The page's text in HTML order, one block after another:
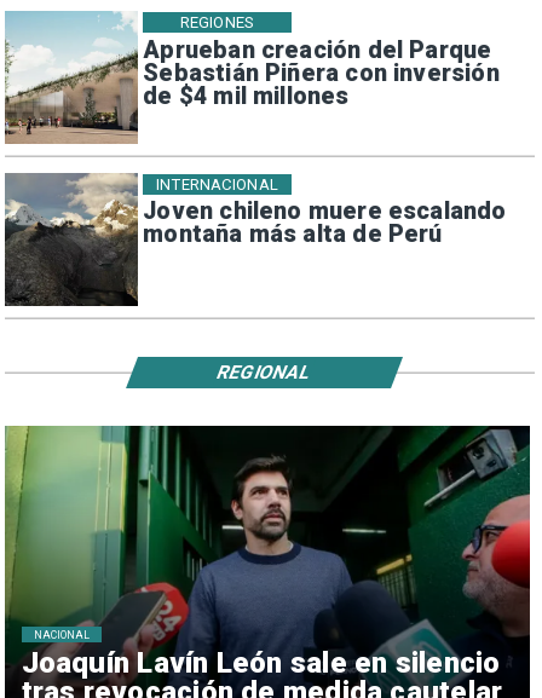
Aprueban creación del Parque
Sebastián Piñera con inversión
de $4 mil millones
REGIONES
Joven chileno muere escalando
montaña más alta de Perú
INTERNACIONAL
Joaquín Lavín León sale en silencio
NACIONAL
REGIONAL